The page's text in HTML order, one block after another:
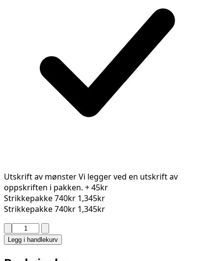
Utskrift av mønsterVi legger ved en utskrift av
oppskriften i pakken. + 45kr
Strikkepakke740kr 1,345kr
Strikkepakke740kr 1,345kr
LOTUS
GENSER
Legg i handlekurv